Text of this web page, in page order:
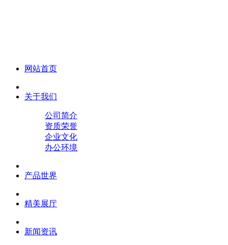
网站首页
关于我们
公司简介
资质荣誉
企业文化
办公环境
产品世界
精美展厅
新闻资讯